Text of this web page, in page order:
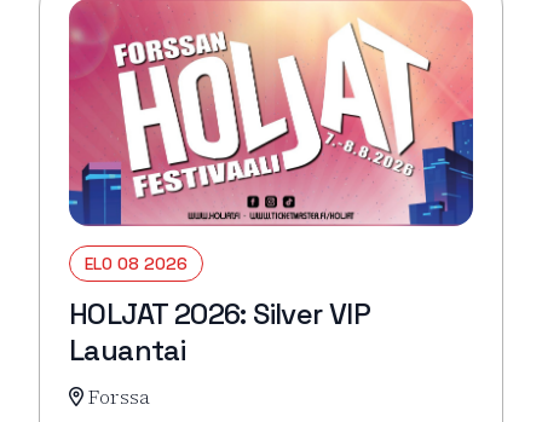
ELO 08 2026
HOLJAT 2026: Silver VIP
Lauantai
Forssa